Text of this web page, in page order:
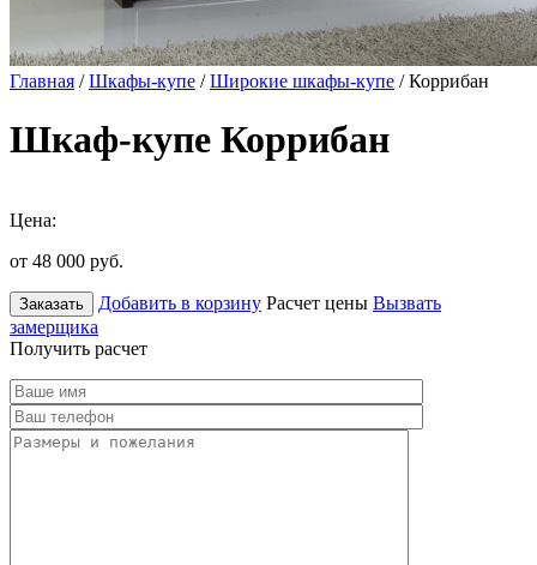
Главная /Шкафы-купе /Широкие шкафы-купе / Коррибан
Шкаф-купе Коррибан
Цена:
от 48 000 руб.
Заказать Добавить в корзину Расчет цены Вызвать
замерщика
Получить расчет